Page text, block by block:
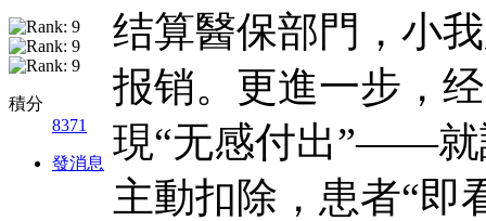
積分
8371
發消息
结算醫保部門，小
报销。更進一步，
現“无感付出”——就
主動扣除，患者“即